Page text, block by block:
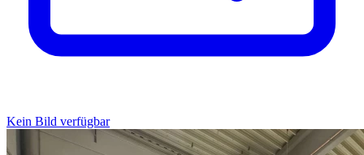
Kein Bild verfügbar